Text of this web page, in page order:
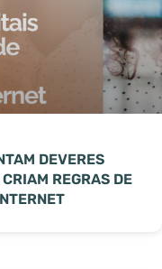
DEVERES
REGRAS DE